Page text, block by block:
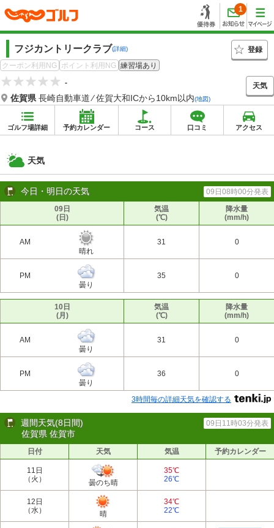
1
フジカントリークラブ(詳細)
登録
クーポン利用NG
ポイント利用NG 練習場あり
-
佐賀県 長崎自動車道 ⁄ 佐賀大和ICから10km以内(地図)
天気
ゴルフ場詳細 予約カレンダー コース 口コミ アクセス
天気
今日・明日の天気
09日08時00分発表
09日
(日)
気温
(℃)
降水量
(mm/h)
AM
晴れ
31 0
PM
曇り
35 0
10日
(月)
気温
(℃)
降水量
(mm/h)
AM
曇り
31 0
PM
曇り
36 0
3時間毎の詳細天気を確認する
週間天気(8日間)
佐賀県 佐賀市
09日11時03分発表
日付 天気 気温 予約カレンダー
11日
（火）
曇のち晴
35℃
26℃
12日
（水）
晴
34℃
22℃